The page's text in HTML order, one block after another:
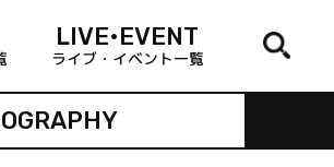
LIVE•EVENT
ライブ・イベント一覧